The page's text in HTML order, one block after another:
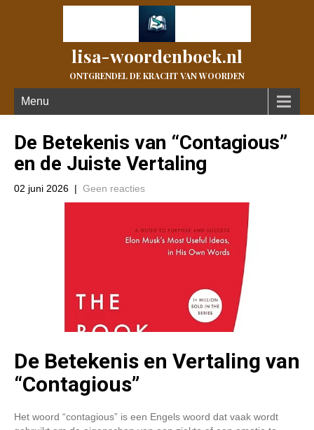
lisa-woordenboek.nl
ONTGRENDEL DE KRACHT VAN WOORDEN
Menu
De Betekenis van “Contagious”
en de Juiste Vertaling
02 juni 2026 | Geen reacties
De Betekenis en Vertaling van
“Contagious”
Het woord “contagious” is een Engels woord dat vaak wordt